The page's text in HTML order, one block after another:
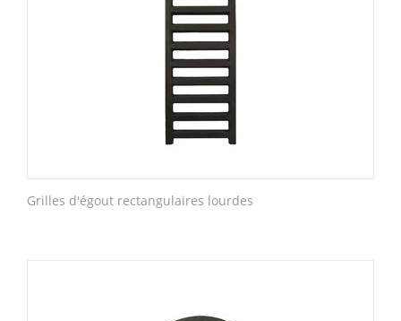
Grilles d'égout rectangulaires lourdes